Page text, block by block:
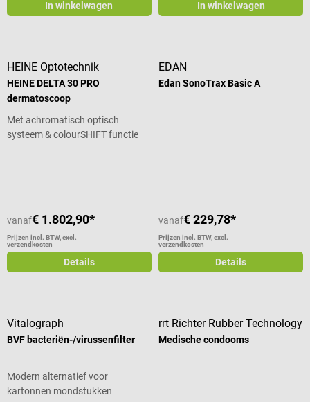
In winkelwagen In winkelwagen
HEINE Optotechnik
HEINE DELTA 30 PRO
dermatoscoop
Met achromatisch optisch
systeem & colourSHIFT functie
vanaf€ 1.802,90*
Prijzen incl. BTW, excl.
verzendkosten
Details
EDAN
Edan SonoTrax Basic A
vanaf€ 229,78*
Prijzen incl. BTW, excl.
verzendkosten
Details
Vitalograph
BVF bacteriën-/virussenfilter
Modern alternatief voor
kartonnen mondstukken
rrt Richter Rubber Technology
Medische condooms